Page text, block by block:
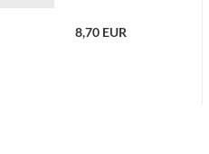
8,70 EUR